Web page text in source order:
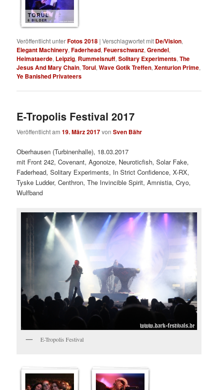
TORUL
6 BILDER
Veröffentlicht unterFotos 2018 |Verschlagwortet mit De/Vision,
Elegant Machinery,Faderhead,Feuerschwanz,Grendel,
Heimataerde, Leipzig, Rummelsnuff,Solitary Experiments,The
Jesus And Mary Chain,Torul,Wave Gotik Treffen,Xenturion Prime,
Ye Banished Privateers
E-Tropolis Festival 2017
Veröffentlicht am19. März 2017vonSven Bähr
Oberhausen (Turbinenhalle), 18.03.2017
mit Front 242, Covenant, Agonoize, Neuroticfish, Solar Fake,
Faderhead, Solitary Experiments, In Strict Confidence, X-RX,
Tyske Ludder, Centhron, The Invincible Spirit, Amnistia, Cryo,
Wulfband
E-Tropolis Festival